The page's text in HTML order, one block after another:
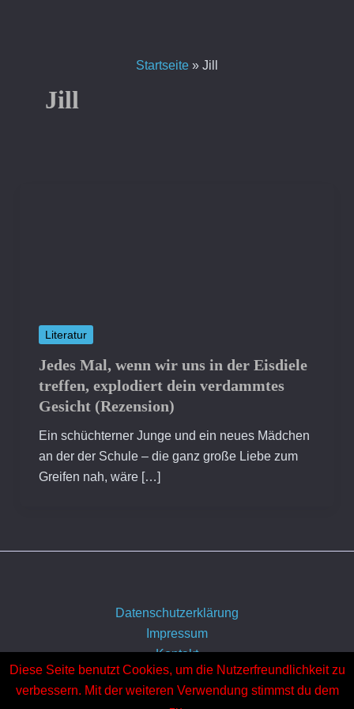
Startseite » Jill
Jill
Literatur
Jedes Mal, wenn wir uns in der Eisdiele
treffen, explodiert dein verdammtes
Gesicht (Rezension)
Ein schüchterner Junge und ein neues Mädchen
an der der Schule – die ganz große Liebe zum
Greifen nah, wäre […]
Datenschutzerklärung
Impressum
Kontakt
Über uns
Diese Seite benutzt Cookies, um die Nutzerfreundlichkeit zu
verbessern. Mit der weiteren Verwendung stimmst du dem